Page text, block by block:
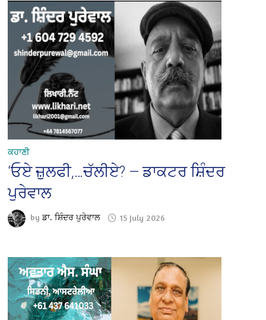
ਕਹਾਣੀ
‘ਓਏ ਜ਼ੁਲਫੀ,…ਚੱਲੀਏ? — ਡਾਕਟਰ ਸ਼ਿੰਦਰ
ਪੁਰੇਵਾਲ
byਡਾ. ਸ਼ਿੰਦਰ ਪੁਰੇਵਾਲ 15 July 2026